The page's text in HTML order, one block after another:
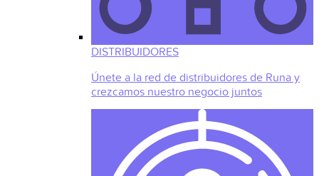
DISTRIBUIDORES
Únete a la red de distribuidores de Runa y
crezcamos nuestro negocio juntos